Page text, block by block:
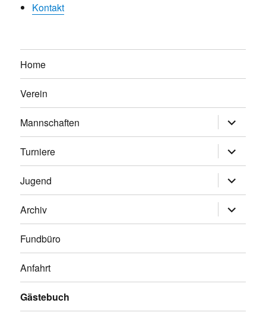
Kontakt
Home
Verein
Mannschaften
anzeigen
Turniere
anzeigen
Jugend
anzeigen
Archiv
anzeigen
Fundbüro
Anfahrt
Gästebuch